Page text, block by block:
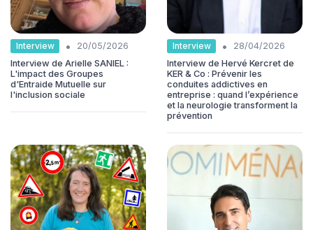
Interview •
20/05/2026
Interview de Arielle SANIEL :
L'impact des Groupes
d'Entraide Mutuelle sur
l'inclusion sociale
Interview •
28/04/2026
Interview de Hervé Kercret de
KER & Co : Prévenir les
conduites addictives en
entreprise : quand l’expérience
et la neurologie transforment la
prévention